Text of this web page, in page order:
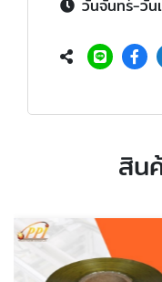
วันจันทร์-วัน
สิน